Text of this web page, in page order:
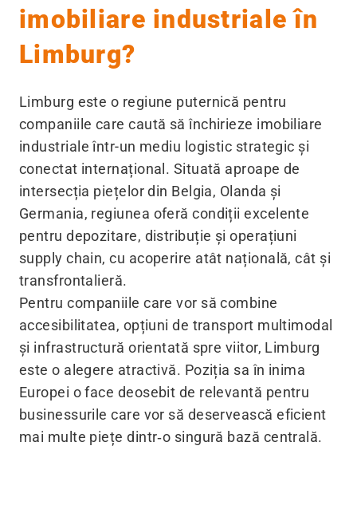
imobiliare industriale în
Limburg?
Limburg este o regiune puternică pentru
companiile care caută să închirieze imobiliare
industriale într-un mediu logistic strategic și
conectat internațional. Situată aproape de
intersecția piețelor din Belgia, Olanda și
Germania, regiunea oferă condiții excelente
pentru depozitare, distribuție și operațiuni
supply chain, cu acoperire atât națională, cât și
transfrontalieră.
Pentru companiile care vor să combine
accesibilitatea, opțiuni de transport multimodal
și infrastructură orientată spre viitor, Limburg
este o alegere atractivă. Poziția sa în inima
Europei o face deosebit de relevantă pentru
businessurile care vor să deservească eficient
mai multe piețe dintr‑o singură bază centrală.